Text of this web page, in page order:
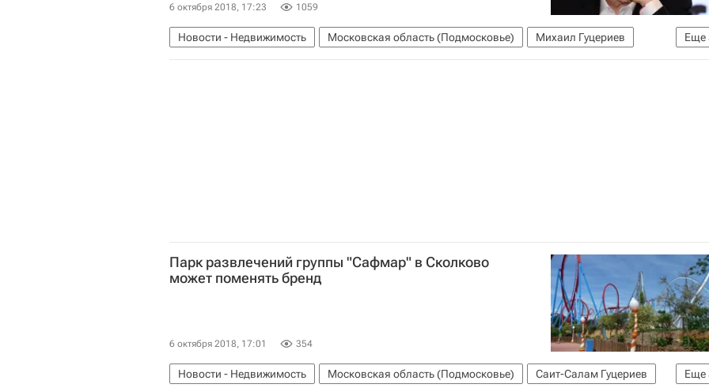
6 октября 2018, 17:23 1059
Еще
Новости - Недвижимость Московская область (Подмосковье)
Михаил Гуцериев
Девелоперы
Инфраструктура Сафмар
Парк развлечений группы "Сафмар" в Сколково
может поменять бренд
6 октября 2018, 17:01 354
Еще
Новости - Недвижимость Московская область (Подмосковье)
Саит-Салам Гуцериев